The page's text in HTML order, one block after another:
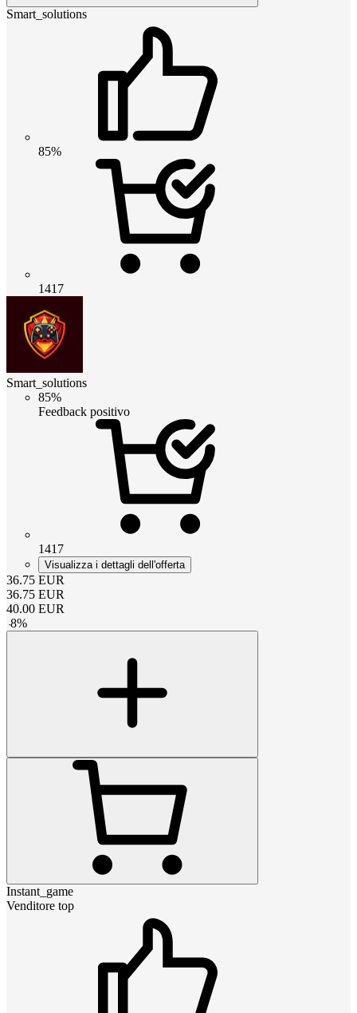
Smart_solutions
85%
1417
Smart_solutions
85%
Feedback positivo
1417
Visualizza i dettagli dell'offerta
36.75 EUR
36.75 EUR
40.00 EUR
-8%
Instant_game
Venditore top